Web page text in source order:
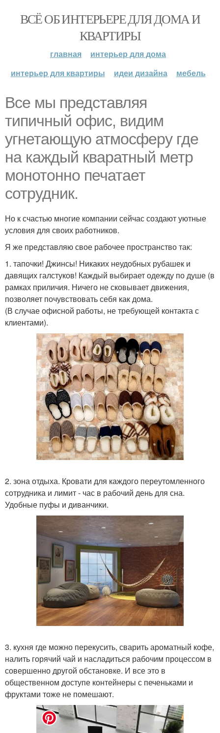
ВСЁ ОБ ИНТЕРЬЕРЕ ДЛЯ ДОМА И
КВАРТИРЫ
главная
интерьер для дома
интерьер для квартиры
идеи дизайна мебель
Все мы представляя
типичный офис, видим
угнетающую атмосферу где
на каждый кваратный метр
монотонно печатает
сотрудник.
Но к счастью многие компании сейчас создают уютные
условия для своих работников.
Я же представляю свое рабочее пространство так:
1. тапочки! Джинсы! Никаких неудобных рубашек и
давящих галстуков! Каждый выбирает одежду по душе (в
рамках приличия. Ничего не сковывает движения,
позволяет почувствовать себя как дома.
(В случае офисной работы, не требующей контакта с
клиентами).
2. зона отдыха. Кровати для каждого переутомленного
сотрудника и лимит - час в рабочий день для сна.
Удобные пуфы и диванчики.
3. кухня где можно перекусить, сварить ароматный кофе,
налить горячий чай и насладиться рабочим процессом в
совершенно другой обстановке. И все это в
общественном доступе контейнеры с печеньками и
фруктами тоже не помешают.